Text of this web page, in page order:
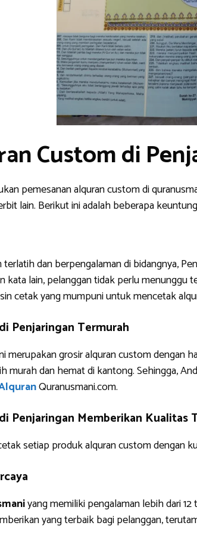
Custom di
pemesanan alquran custom di
lain. Berikut ini adalah beberapa
dan berpengalaman di bidangnya,
kata lain, pelanggan tidak perlu
cetak yang mumpuni untuk mencetak
Penjaringan Termurah
merupakan grosir alquran custom dengan
murah dan hemat di kantong. Sehingga,
Quranusmani.com.
Penjaringan Memberikan Kualitas
setiap produk alquran custom dengan
yang memiliki pengalaman lebih dari
yang terbaik bagi pelanggan,